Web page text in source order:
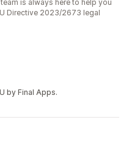
is always here to help you
Directive 2023/2673 legal
by Final Apps.